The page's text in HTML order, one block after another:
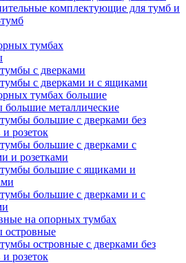
комплектующие для тумб и
тумбах
с дверками
с дверками и с ящиками
тумбах большие
металлические
большие с дверками без
розеток
большие с дверками с
и розетками
большие с ящиками и
большие с дверками и с
на опорных тумбах
островные
островные с дверками без
розеток